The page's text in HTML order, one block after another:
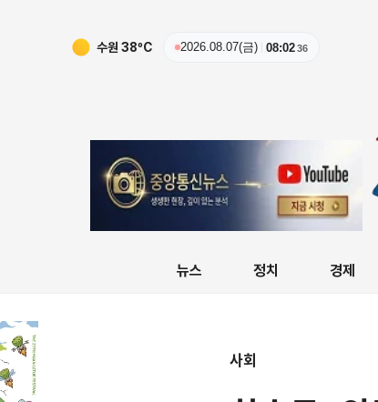
수원 38ºC 2026.08.07(금) 08:0237
뉴스 정치 경제
사회